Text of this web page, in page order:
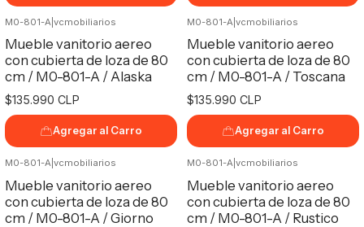
M0-801-A| vcmobiliarios
Mueble vanitorio aereo
con cubierta de loza de 80
cm / M0-801-A / Alaska
$135.990 CLP
Agregar al Carro
M0-801-A| vcmobiliarios
Mueble vanitorio aereo
con cubierta de loza de 80
cm / M0-801-A / Toscana
$135.990 CLP
Agregar al Carro
M0-801-A| vcmobiliarios
Mueble vanitorio aereo
con cubierta de loza de 80
cm / M0-801-A / Giorno
M0-801-A| vcmobiliarios
Mueble vanitorio aereo
con cubierta de loza de 80
cm / M0-801-A / Rustico